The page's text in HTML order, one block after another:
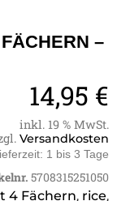
–
14,95 €
inkl. 19 % MwSt.
Versandkosten
1 bis 3 Tage
5708315251050
4 Fächern, rice,